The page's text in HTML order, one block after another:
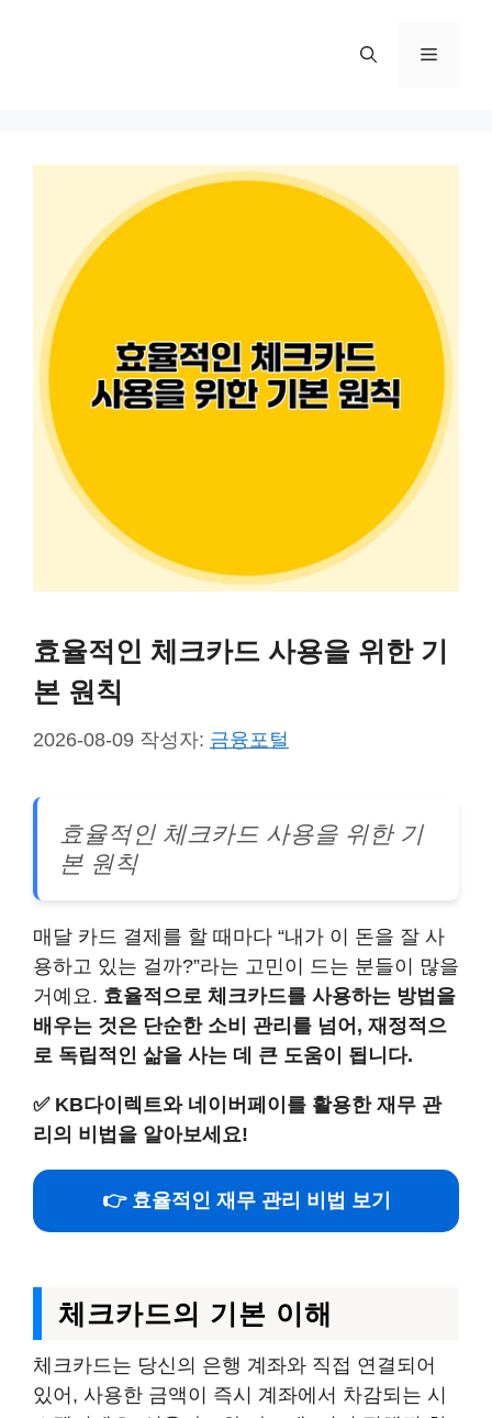
메
효율적인 체크카드 사용을 위한 기
본 원칙
2026-08-09 작성자: 금융포털
효율적인 체크카드 사용을 위한 기
본 원칙
매달 카드 결제를 할 때마다 “내가 이 돈을 잘 사
용하고 있는 걸까?”라는 고민이 드는 분들이 많을
거예요. 효율적으로 체크카드를 사용하는 방법을
배우는 것은 단순한 소비 관리를 넘어, 재정적으
로 독립적인 삶을 사는 데 큰 도움이 됩니다.
✅ KB다이렉트와 네이버페이를 활용한 재무 관
리의 비법을 알아보세요!
👉 효율적인 재무 관리 비법 보기
체크카드의 기본 이해
체크카드는 당신의 은행 계좌와 직접 연결되어
있어, 사용한 금액이 즉시 계좌에서 차감되는 시